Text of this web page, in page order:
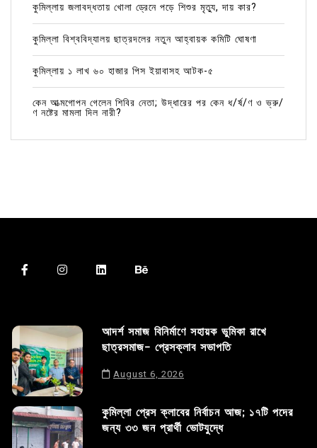
কুমিল্লায় জলাবদ্ধতায় খোলা ড্রেনে পড়ে শিশুর মৃত্যু, দায় কার?
কুমিল্লা বিশ্ববিদ্যালয় ছাত্রদলের নতুন আহ্বায়ক কমিটি ঘোষণা
কুমিল্লায় ১ লাখ ৬০ হাজার পিস ইয়াবাসহ আটক-৫
কেন আত্মগোপন গেলেন শিবির নেতা; উদ্ধারের পর কেন ধ/র্ষ/ণ ও ভ্রু/
ণ নষ্টের মামলা দিল নারী?
আদর্শ সমাজ বিনির্মাণে সহায়ক ভুমিকা রাখে
ছাত্রসমাজ- প্রেসক্লাব সভাপতি
August 6, 2026
কুমিল্লা প্রেস ক্লাবের নির্বাচন আজ; ১৭টি পদের
জন্য ৩৩ জন প্রার্থী ভোটযুদ্ধে